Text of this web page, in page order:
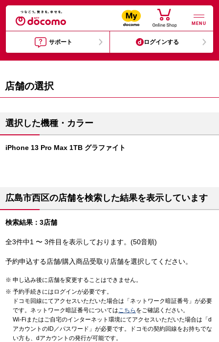
MENU
サポート ログインする
店舗の選択
選択した機種・カラー
iPhone 13 Pro Max 1TB グラファイト
広島市西区の店舗を検索した結果を表示しています
検索結果：3店舗
全3件中1 〜 3件目を表示しております。(50音順)
予約申込する店舗/購入商品受取り店舗を選択してください。
申し込み後に店舗を変更することはできません。
予約手続きにはログインが必要です。
ドコモ回線にてアクセスいただいた場合は「ネットワーク暗証番号」が必要
です。ネットワーク暗証番号についてはこちら をご確認ください。
Wi-Fiまたはご自宅のインターネット環境にてアクセスいただいた場合は「d
アカウントのID／パスワード」が必要です。ドコモの契約回線をお持ちでな
い方も、dアカウントの発行が可能です。